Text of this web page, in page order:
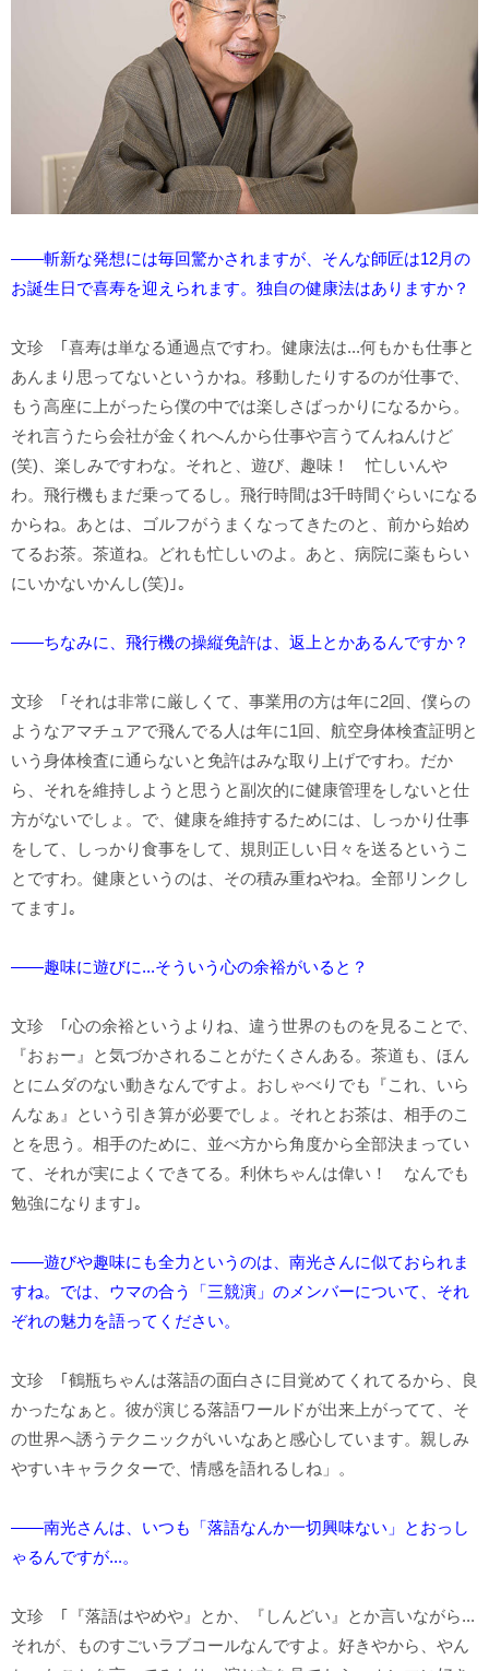
――斬新な発想には毎回驚かされますが、そんな師匠は12月の
お誕生日で喜寿を迎えられます。独自の健康法はありますか？
文珍 ｢喜寿は単なる通過点ですわ。健康法は...何もかも仕事と
あんまり思ってないというかね。移動したりするのが仕事で、
もう高座に上がったら僕の中では楽しさばっかりになるから。
それ言うたら会社が金くれへんから仕事や言うてんねんけど
(笑)、楽しみですわな。それと、遊び、趣味！ 忙しいんや
わ。飛行機もまだ乗ってるし。飛行時間は3千時間ぐらいになる
からね。あとは、ゴルフがうまくなってきたのと、前から始め
てるお茶。茶道ね。どれも忙しいのよ。あと、病院に薬もらい
にいかないかんし(笑)｣。
――ちなみに、飛行機の操縦免許は、返上とかあるんですか？
文珍 ｢それは非常に厳しくて、事業用の方は年に2回、僕らの
ようなアマチュアで飛んでる人は年に1回、航空身体検査証明と
いう身体検査に通らないと免許はみな取り上げですわ。だか
ら、それを維持しようと思うと副次的に健康管理をしないと仕
方がないでしょ。で、健康を維持するためには、しっかり仕事
をして、しっかり食事をして、規則正しい日々を送るというこ
とですわ。健康というのは、その積み重ねやね。全部リンクし
てます｣。
――趣味に遊びに...そういう心の余裕がいると？
文珍 ｢心の余裕というよりね、違う世界のものを見ることで、
『おぉー』と気づかされることがたくさんある。茶道も、ほん
とにムダのない動きなんですよ。おしゃべりでも『これ、いら
んなぁ』という引き算が必要でしょ。それとお茶は、相手のこ
とを思う。相手のために、並べ方から角度から全部決まってい
て、それが実によくできてる。利休ちゃんは偉い！ なんでも
勉強になります｣。
――遊びや趣味にも全力というのは、南光さんに似ておられま
すね。では、ウマの合う「三競演」のメンバーについて、それ
ぞれの魅力を語ってください。
文珍 ｢鶴瓶ちゃんは落語の面白さに目覚めてくれてるから、良
かったなぁと。彼が演じる落語ワールドが出来上がってて、そ
の世界へ誘うテクニックがいいなあと感心しています。親しみ
やすいキャラクターで、情感を語れるしね」。
――南光さんは、いつも「落語なんか一切興味ない」とおっし
ゃるんですが...。
文珍 ｢『落語はやめや』とか、『しんどい』とか言いながら...
それが、ものすごいラブコールなんですよ。好きやから、やん